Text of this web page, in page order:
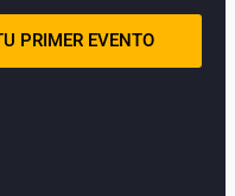
PRIMER EVENTO